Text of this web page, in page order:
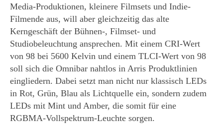
Media-Produktionen, kleinere Filmsets und Indie-
Filmende aus, will aber gleichzeitig das alte
Kerngeschäft der Bühnen-, Filmset- und
Studiobeleuchtung ansprechen. Mit einem CRI-Wert
von 98 bei 5600 Kelvin und einem TLCI-Wert von 98
soll sich die Omnibar nahtlos in Arris Produktlinien
eingliedern. Dabei setzt man nicht nur klassisch LEDs
in Rot, Grün, Blau als Lichtquelle ein, sondern zudem
LEDs mit Mint und Amber, die somit für eine
RGBMA-Vollspektrum-Leuchte sorgen.